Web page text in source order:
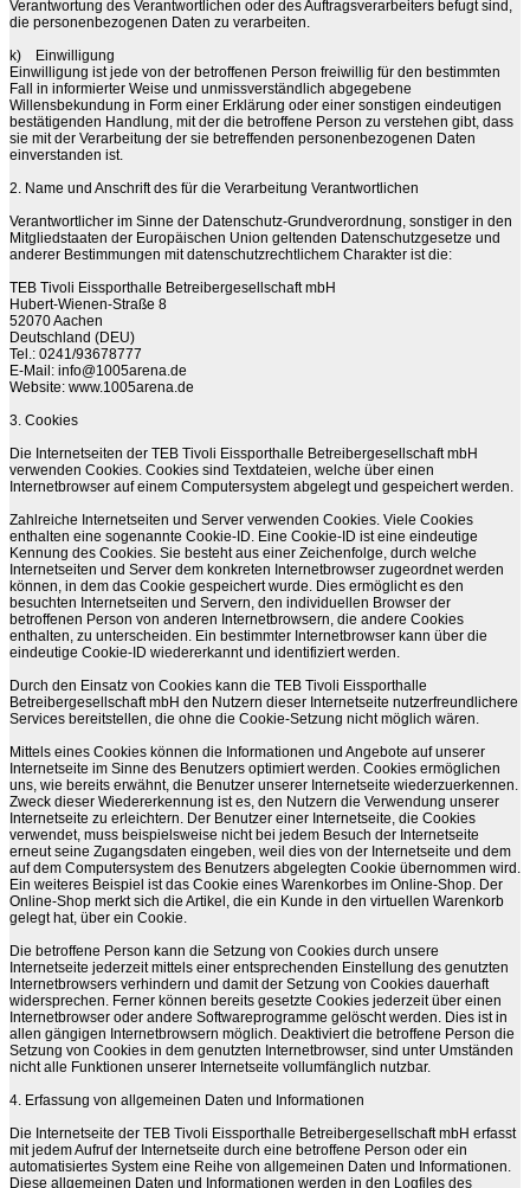
Verantwortung des Verantwortlichen oder des Auftragsverarbeiters befugt sind,
die personenbezogenen Daten zu verarbeiten.
k)
Einwilligung
Einwilligung ist jede von der betroffenen Person freiwillig für den bestimmten
Fall in informierter Weise und unmissverständlich abgegebene
Willensbekundung in Form einer Erklärung oder einer sonstigen eindeutigen
bestätigenden Handlung, mit der die betroffene Person zu verstehen gibt, dass
sie mit der Verarbeitung der sie betreffenden personenbezogenen Daten
einverstanden ist.
2. Name und Anschrift des für die Verarbeitung Verantwortlichen
Verantwortlicher im Sinne der Datenschutz-Grundverordnung, sonstiger in den
Mitgliedstaaten der Europäischen Union geltenden Datenschutzgesetze und
anderer Bestimmungen mit datenschutzrechtlichem Charakter ist die:
TEB Tivoli Eissporthalle Betreibergesellschaft mbH
Hubert-Wienen-Straße 8
52070 Aachen
Deutschland (DEU)
Tel.: 0241/93678777
E-Mail: info@1005arena.de
Website: www.1005arena.de
3. Cookies
Die Internetseiten der TEB Tivoli Eissporthalle Betreibergesellschaft mbH
verwenden Cookies. Cookies sind Textdateien, welche über einen
Internetbrowser auf einem Computersystem abgelegt und gespeichert werden.
Zahlreiche Internetseiten und Server verwenden Cookies. Viele Cookies
enthalten eine sogenannte Cookie-ID. Eine Cookie-ID ist eine eindeutige
Kennung des Cookies. Sie besteht aus einer Zeichenfolge, durch welche
Internetseiten und Server dem konkreten Internetbrowser zugeordnet werden
können, in dem das Cookie gespeichert wurde. Dies ermöglicht es den
besuchten Internetseiten und Servern, den individuellen Browser der
betroffenen Person von anderen Internetbrowsern, die andere Cookies
enthalten, zu unterscheiden. Ein bestimmter Internetbrowser kann über die
eindeutige Cookie-ID wiedererkannt und identifiziert werden.
Durch den Einsatz von Cookies kann die TEB Tivoli Eissporthalle
Betreibergesellschaft mbH den Nutzern dieser Internetseite nutzerfreundlichere
Services bereitstellen, die ohne die Cookie-Setzung nicht möglich wären.
Mittels eines Cookies können die Informationen und Angebote auf unserer
Internetseite im Sinne des Benutzers optimiert werden. Cookies ermöglichen
uns, wie bereits erwähnt, die Benutzer unserer Internetseite wiederzuerkennen.
Zweck dieser Wiedererkennung ist es, den Nutzern die Verwendung unserer
Internetseite zu erleichtern. Der Benutzer einer Internetseite, die Cookies
verwendet, muss beispielsweise nicht bei jedem Besuch der Internetseite
erneut seine Zugangsdaten eingeben, weil dies von der Internetseite und dem
auf dem Computersystem des Benutzers abgelegten Cookie übernommen wird.
Ein weiteres Beispiel ist das Cookie eines Warenkorbes im Online-Shop. Der
Online-Shop merkt sich die Artikel, die ein Kunde in den virtuellen Warenkorb
gelegt hat, über ein Cookie.
Die betroffene Person kann die Setzung von Cookies durch unsere
Internetseite jederzeit mittels einer entsprechenden Einstellung des genutzten
Internetbrowsers verhindern und damit der Setzung von Cookies dauerhaft
widersprechen. Ferner können bereits gesetzte Cookies jederzeit über einen
Internetbrowser oder andere Softwareprogramme gelöscht werden. Dies ist in
allen gängigen Internetbrowsern möglich. Deaktiviert die betroffene Person die
Setzung von Cookies in dem genutzten Internetbrowser, sind unter Umständen
nicht alle Funktionen unserer Internetseite vollumfänglich nutzbar.
4. Erfassung von allgemeinen Daten und Informationen
Die Internetseite der TEB Tivoli Eissporthalle Betreibergesellschaft mbH erfasst
mit jedem Aufruf der Internetseite durch eine betroffene Person oder ein
automatisiertes System eine Reihe von allgemeinen Daten und Informationen.
Diese allgemeinen Daten und Informationen werden in den Logfiles des